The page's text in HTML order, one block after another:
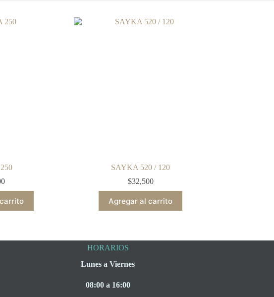
SAYKA 520 / 120
$32,500
Agregar al carrito
HORARIOS
Lunes a Viernes
08:00 a 16:00